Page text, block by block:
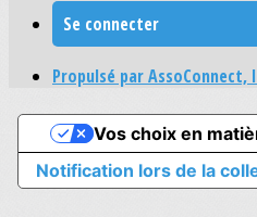
Se connecter
Propulsé par
Notification lors de la
Vos choix en